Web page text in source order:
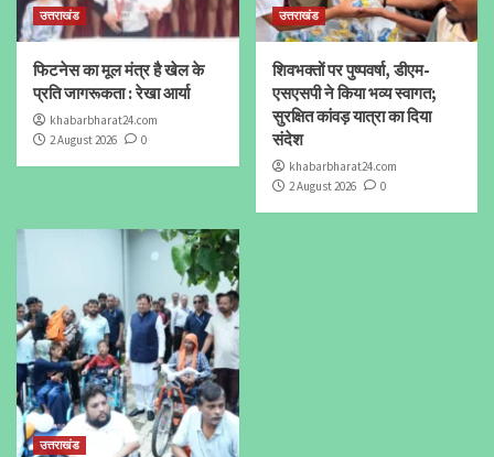
उत्तराखंड
फिटनेस का मूल मंत्र है खेल के
प्रति जागरूकता : रेखा आर्या
khabarbharat24.com
2 August 2026
0
उत्तराखंड
शिवभक्तों पर पुष्पवर्षा, डीएम-
एसएसपी ने किया भव्य स्वागत;
सुरक्षित कांवड़ यात्रा का दिया
संदेश
khabarbharat24.com
2 August 2026
0
उत्तराखंड